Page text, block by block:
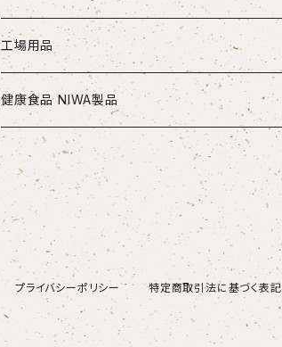
ソリッドドリル（超硬/ハイス/他）
段付きドリル・座繰りドリル
ヘッド交換式ドリル
ヘッド交換式ドリル用ホルダ
刃先交換式ドリル用チップ
刃先交換式ドリル用ホルダ
エンドミル
超硬エンドミル
ハイスエンドミル
タップ
ハンドタップ
スパイラルタップ
ポイントタップ
ロールタップ
リーマ
ストレートリーマ・ハンドリーマ
スパイラルリーマ・ヘリカルリーマ
テーパリーマ
チップ
外径用・内径用チップ
溝入れ用・突っ切り用チップ
お得セット品
切削工具
ドリル
エンドミル
タップ
配管部品
継手
治具
コレット
測定工具
コンベックス・巻尺
作業工具
工場用品
安全・保護用品
ヘルメット
健康食品 NIWA製品
ニワメイツ21 [送料無料]
ニワAOAFスペシャル[送料無料]
ロイヤルセレクト [送料無料]
プライバシーポリシー 特定商取引法に基づく表記